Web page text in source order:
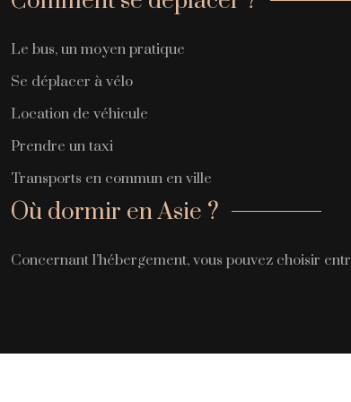
Le bus, un moyen pratique
Se déplacer à vélo
Location de véhicule
Prendre un taxi
Transports en commun en ville
Où dormir en Asie ?
Concernant l’hébergement, vous pouvez choisir